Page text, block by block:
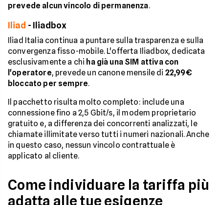
prevede alcun vincolo di permanenza.
Iliad - Iliadbox
Iliad Italia continua a puntare sulla trasparenza e sulla
convergenza fisso-mobile. L'offerta Iliadbox, dedicata
esclusivamente a chi ha già una SIM attiva con
l'operatore, prevede un canone mensile di 22,99€
bloccato per sempre.
Il pacchetto risulta molto completo: include una
connessione fino a 2,5 Gbit/s, il modem proprietario
gratuito e, a differenza dei concorrenti analizzati, le
chiamate illimitate verso tutti i numeri nazionali. Anche
in questo caso, nessun vincolo contrattuale è
applicato al cliente.
Come individuare la tariffa più
adatta alle tue esigenze